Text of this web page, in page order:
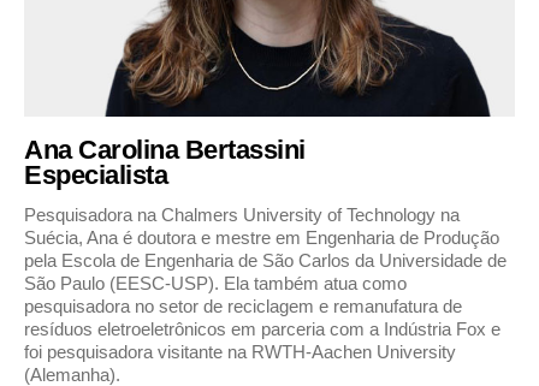
Ana Carolina Bertassini
Especialista
Pesquisadora na Chalmers University of Technology na
Suécia, Ana é doutora e mestre em Engenharia de Produção
pela Escola de Engenharia de São Carlos da Universidade de
São Paulo (EESC-USP). Ela também atua como
pesquisadora no setor de reciclagem e remanufatura de
resíduos eletroeletrônicos em parceria com a Indústria Fox e
foi pesquisadora visitante na RWTH-Aachen University
(Alemanha).